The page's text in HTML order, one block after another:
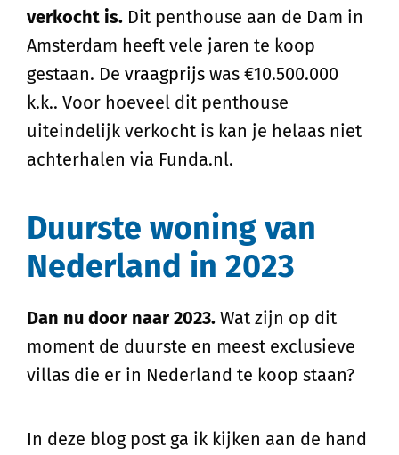
verkocht is. Dit penthouse aan de Dam in
Amsterdam heeft vele jaren te koop
gestaan. De vraagprijs was €10.500.000
k.k.. Voor hoeveel dit penthouse
uiteindelijk verkocht is kan je helaas niet
achterhalen via Funda.nl.
Duurste woning van
Nederland in 2023
Dan nu door naar 2023. Wat zijn op dit
moment de duurste en meest exclusieve
villas die er in Nederland te koop staan?
In deze blog post ga ik kijken aan de hand